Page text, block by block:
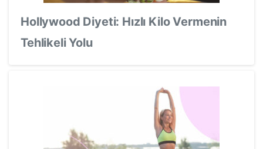
Hollywood Diyeti: Hızlı Kilo Vermenin
Tehlikeli Yolu